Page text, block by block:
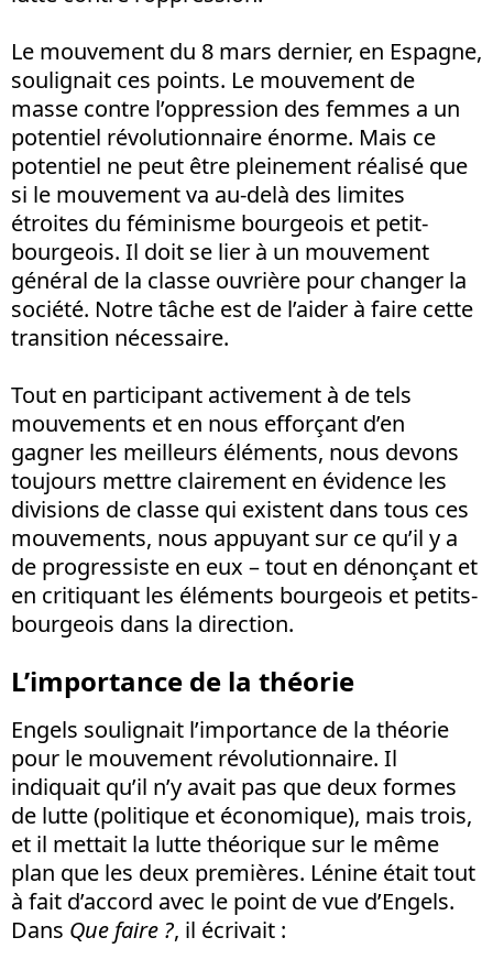
Le mouvement du 8 mars dernier, en Espagne,
soulignait ces points. Le mouvement de
masse contre l’oppression des femmes a un
potentiel révolutionnaire énorme. Mais ce
potentiel ne peut être pleinement réalisé que
si le mouvement va au-delà des limites
étroites du féminisme bourgeois et petit-
bourgeois. Il doit se lier à un mouvement
général de la classe ouvrière pour changer la
société. Notre tâche est de l’aider à faire cette
transition nécessaire.
Tout en participant activement à de tels
mouvements et en nous efforçant d’en
gagner les meilleurs éléments, nous devons
toujours mettre clairement en évidence les
divisions de classe qui existent dans tous ces
mouvements, nous appuyant sur ce qu’il y a
de progressiste en eux – tout en dénonçant et
en critiquant les éléments bourgeois et petits-
bourgeois dans la direction.
L’importance de la théorie
Engels soulignait l’importance de la théorie
pour le mouvement révolutionnaire. Il
indiquait qu’il n’y avait pas que deux formes
de lutte (politique et économique), mais trois,
et il mettait la lutte théorique sur le même
plan que les deux premières. Lénine était tout
à fait d’accord avec le point de vue d’Engels.
Dans Que faire ?, il écrivait :